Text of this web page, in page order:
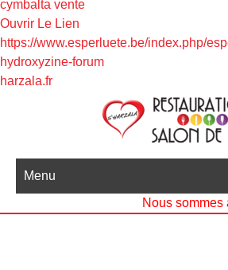
cymbalta vente
Ouvrir Le Lien
https://www.esperluete.be/index.php/
hydroxyzine-forum
harzala.fr
Menu
Nous sommes